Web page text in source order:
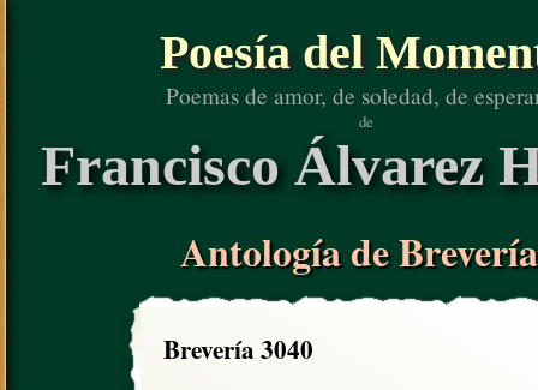
Poesía del
Poemas de amor, de soledad, de
de
Francisco Álvarez
Antología de
Brevería 3040